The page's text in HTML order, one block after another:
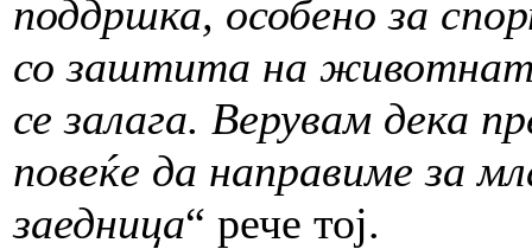
поддршка, особено за
со заштита на
се залага. Верувам дека
повеќе да направиме за
заедница“ рече тој.